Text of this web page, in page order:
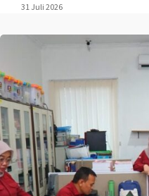
31 Juli 2026